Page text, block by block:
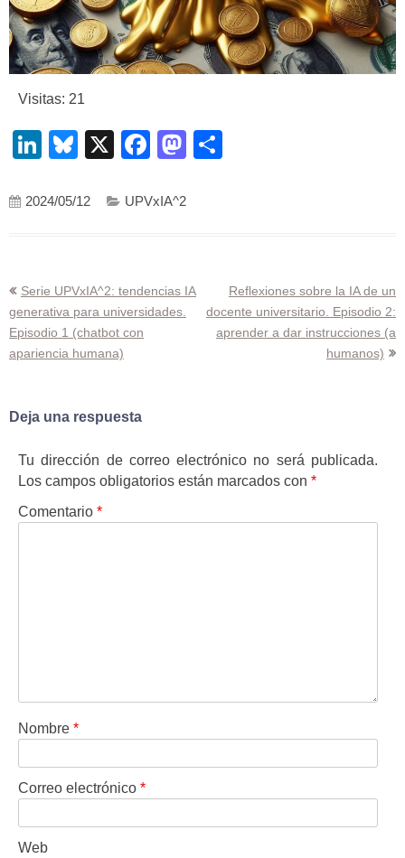
Visitas: 21
LinkedIn
Bluesky
X Facebook
Mastodon
2024/05/12 UPVxIA^2
Navegación
de
entradas
Serie UPVxIA^2: tendencias IA
generativa para universidades.
Episodio 1 (chatbot con
apariencia humana)
Reflexiones sobre la IA de un
docente universitario. Episodio 2:
aprender a dar instrucciones (a
humanos)
Deja una respuesta
Tu dirección de correo electrónico no será publicada.
Los campos obligatorios están marcados con *
Comentario *
Nombre *
Correo electrónico *
Web